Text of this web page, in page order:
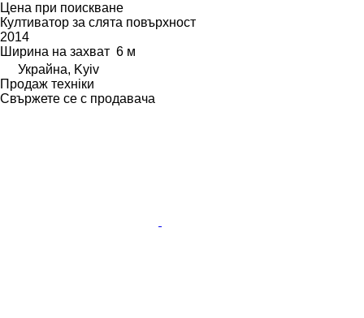
Цена при поискване
Култиватор за слята повърхност
2014
Ширина на захват 6 м
Украйна, Kyiv
Продаж техніки
Свържете се с продавача